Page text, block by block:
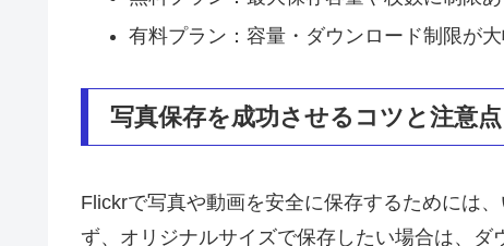
有料プラン：容量・ダウンロード制限が
写真保存を成功させるコツと注意点
Flickrで写真や動画を安全に保存するためには
ず、オリジナルサイズで保存したい場合は、